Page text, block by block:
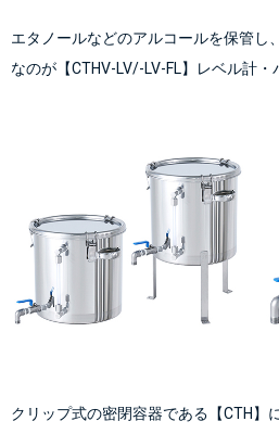
エタノールなどのアルコールを保管し
なのが 【CTHV-LV/-LV-FL】レベル計
クリップ式の密閉容器である 【CTH】